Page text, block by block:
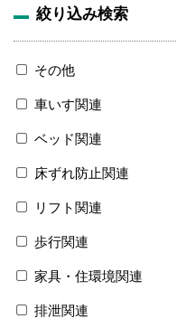
絞り込み検索
その他
車いす関連
ベッド関連
床ずれ防止関連
リフト関連
歩行関連
家具・住環境関連
排泄関連